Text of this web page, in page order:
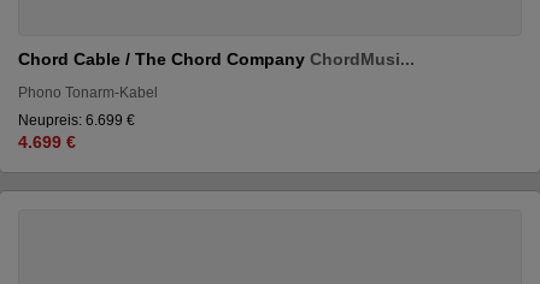
Chord Cable / The Chord Company ChordMusi...
Phono Tonarm-Kabel
Neupreis: 6.699 €
4.699 €